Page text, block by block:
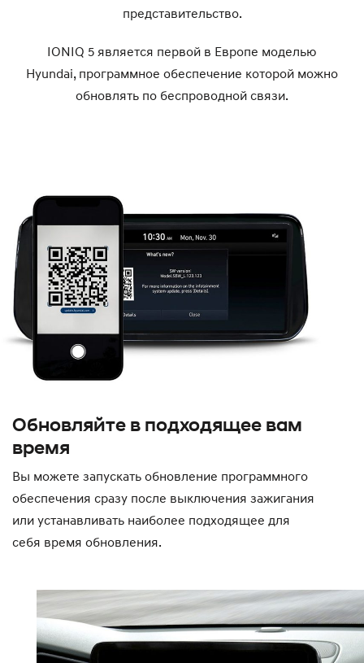
представительство.
IONIQ 5 является первой в Европе моделью
Hyundai, программное обеспечение которой можно
обновлять по беспроводной связи.
Обновляйте в подходящее вам
время
Вы можете запускать обновление программного
обеспечения сразу после выключения зажигания
или устанавливать наиболее подходящее для
себя время обновления.